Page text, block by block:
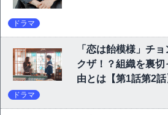
ドラマ
「恋は飴模様」チ
クザ！？組織を裏
由とは【第1話第2話
ドラマ